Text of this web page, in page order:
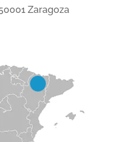
Zaragoza